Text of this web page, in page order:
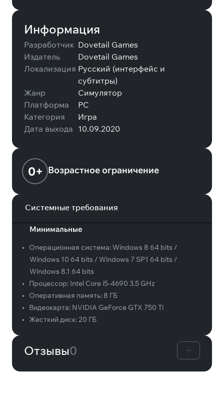
Информация
Разработчик Dovetail Games
Издатель
Dovetail Games
Локализация Русский (интерфейс и
субтитры)
Жанр
Симулятор
Платформа
PC
Категория
Игра
Дата выхода 10.09.2020
0+ Возрастное ограничение
Системные требования
Минимальные
• Операционная система:Windows 8 64 bits /
Windows 10 64 bits / Windows 7 SP1 64 bits /
Windows 8.1 64 bits
•
Процессор: Intel Core i5-4690 3.5 GHz
•
Оперативная память: 8 ГБ
•
Видеокарта: NVIDIA GeForce GTX 750 Ti
•
Жесткий диск:20 ГБ
Отзывы0